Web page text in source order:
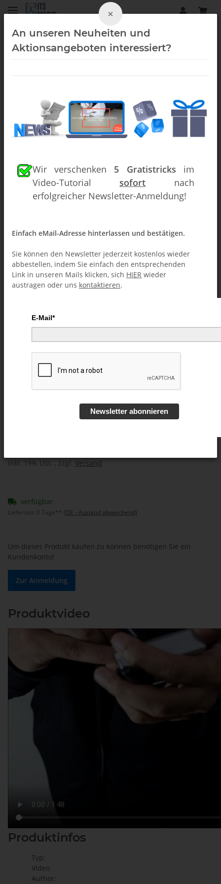
Street-Magic (Downloads)
Video DOWNLOAD
Street-Magic (Downloads)
inkl. 19% USt. , zzgl. Versand
verfügbar
Lieferzeit: 0 Tage** (DE - Ausland abweichend)
Um dieses Produkt kaufen zu können benötigen Sie ein
Kundenkonto!
Zur Anmeldung
Produktvideo
Produktinfos
Typ:
Video
Author:
×
An unseren Neuheiten und
Aktionsangeboten interessiert?
Wir verschenken 5 Gratistricks im
Video-Tutorial sofort nach
erfolgreicher Newsletter-Anmeldung!
Einfach eMail-Adresse hinterlassen und bestätigen.
Sie können den Newsletter jederzeit kostenlos wieder
abbestellen, indem Sie einfach den entsprechenden
Link in unseren Mails klicken, sich HIER wieder
austragen oder uns kontaktieren.
E-Mail*
Newsletter abonnieren